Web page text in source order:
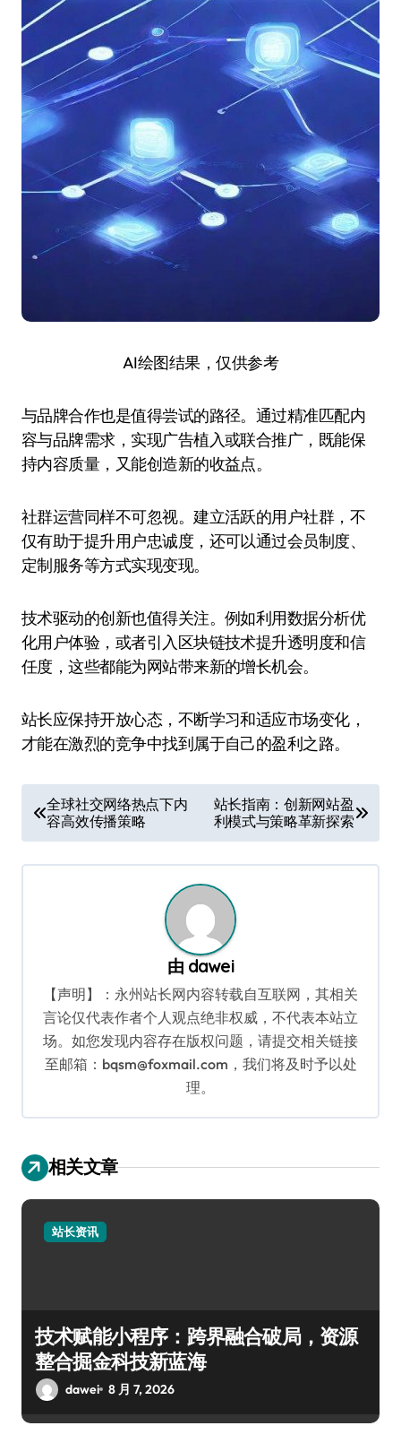
AI绘图结果，仅供参考
与品牌合作也是值得尝试的路径。通过精准匹配内
容与品牌需求，实现广告植入或联合推广，既能保
持内容质量，又能创造新的收益点。
社群运营同样不可忽视。建立活跃的用户社群，不
仅有助于提升用户忠诚度，还可以通过会员制度、
定制服务等方式实现变现。
技术驱动的创新也值得关注。例如利用数据分析优
化用户体验，或者引入区块链技术提升透明度和信
任度，这些都能为网站带来新的增长机会。
站长应保持开放心态，不断学习和适应市场变化，
才能在激烈的竞争中找到属于自己的盈利之路。
章
导
全球社交网络热点下内
容高效传播策略
站长指南：创新网站盈
利模式与策略革新探索
由 dawei
【声明】：永州站长网内容转载自互联网，其相关
言论仅代表作者个人观点绝非权威，不代表本站立
场。如您发现内容存在版权问题，请提交相关链接
至邮箱：bqsm@foxmail.com，我们将及时予以处
理。
相关文章
站长资讯
技术赋能小程序：跨界融合破局，资源
整合掘金科技新蓝海
dawei 8 月 7, 2026